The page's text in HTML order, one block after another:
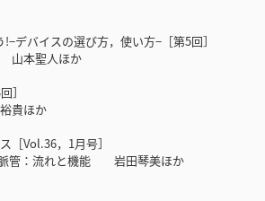
!−デバイスの選び方，使い方−［第5回］
本聖人ほか
］
貴ほか
［Vol.36，1月号］
管：流れと機能 岩田琴美ほか